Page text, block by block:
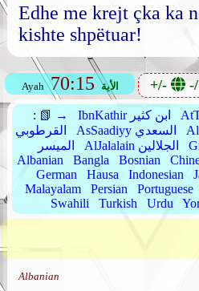
Edhe me krejt çka ka
kishte shpëtuar!
Ayah 70:15 الأية +/-
: 📗 → IbnKathir ابن كثير
القرطوبي
AsSaadiyy السعدي
الميسر
AlJalalain الجلالين
Albanian
Bangla Bosnian
German
Hausa Indonesian
Malayalam
Persian Portuguese
Swahili
Turkish Urdu
Albanian